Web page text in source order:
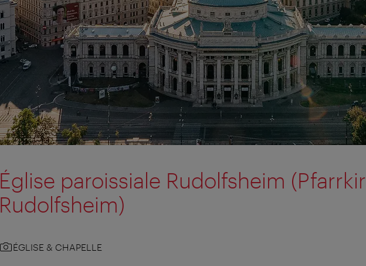
Église paroissiale Rudolfsheim
Rudolfsheim)
ÉGLISE & CHAPELLE